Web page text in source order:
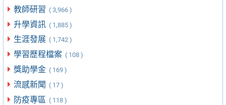
教師研習 ( 3,966 )
升學資訊 ( 1,885 )
生涯發展 ( 1,742 )
學習歷程檔案 ( 108 )
獎助學金 ( 169 )
流感新聞 ( 17 )
防疫專區 ( 118 )